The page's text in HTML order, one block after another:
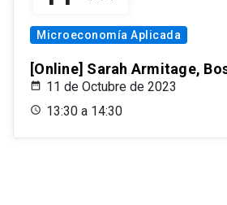
Microeconomía Aplicada
[Online] Sarah Armitage,
11 de Octubre de 2023
13:30 a 14:30